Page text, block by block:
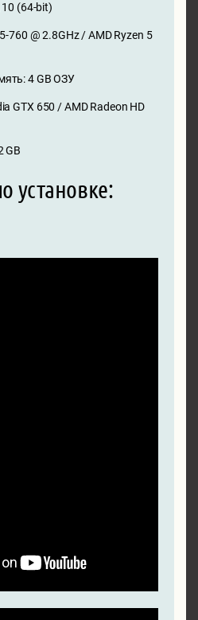
(64-bit)
760 @ 2.8GHz / AMD Ryzen 5
4 GB ОЗУ
GTX 650 / AMD Radeon HD
GB
установке: